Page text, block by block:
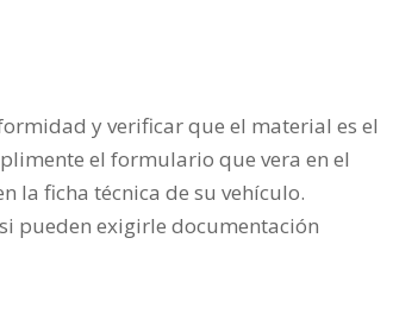
y verificar que el material es el
el formulario que vera en el
la ficha técnica de su vehículo.
pueden exigirle documentación